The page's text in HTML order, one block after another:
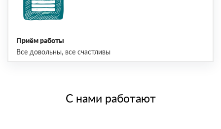
Приём работы
Все довольны, все счастливы
С нами работают